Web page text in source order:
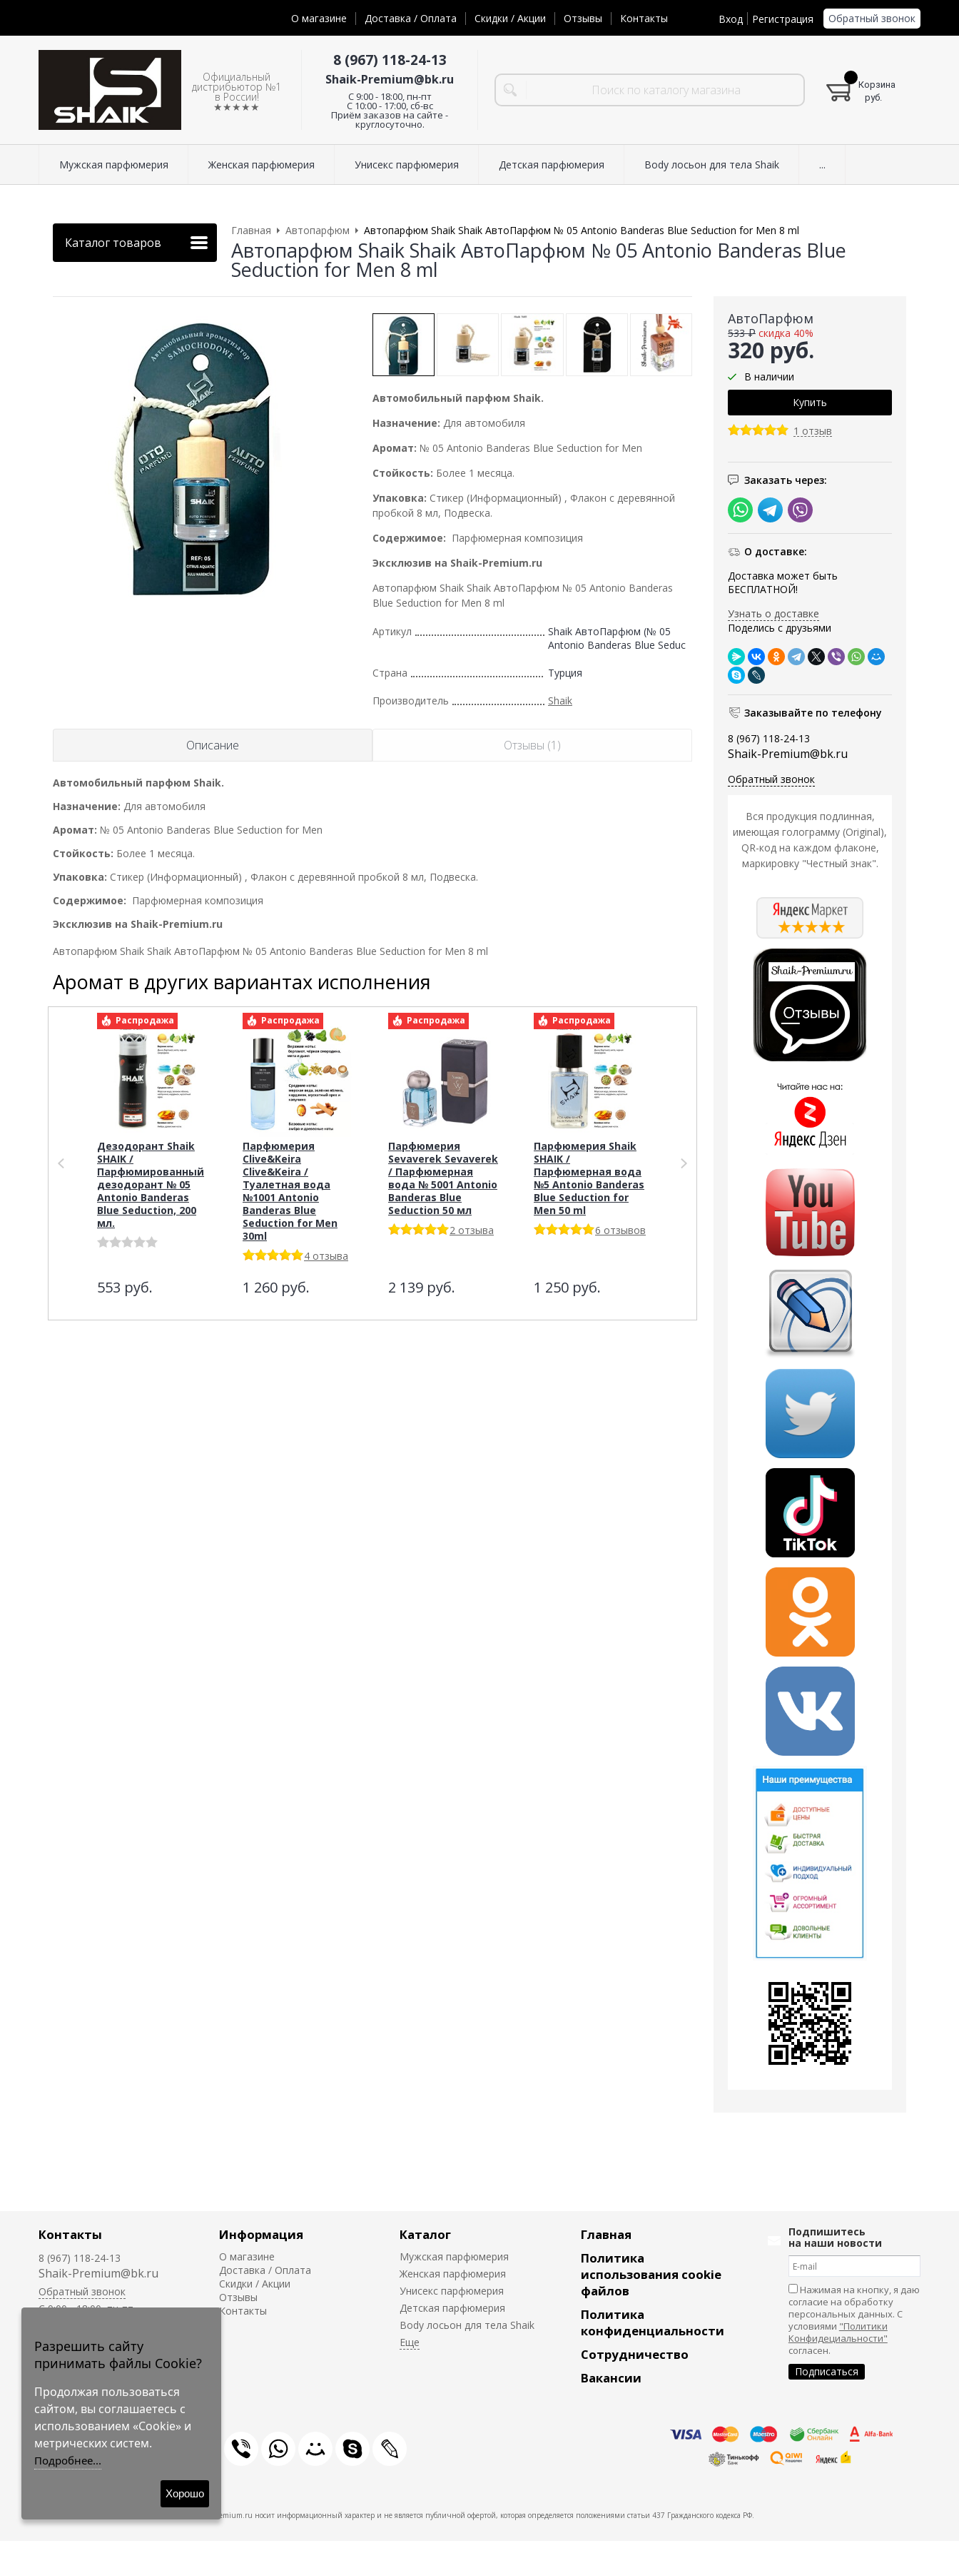
О магазине Доставка / Оплата Скидки / Акции Отзывы Контакты Вход Регистрация Обратный звонок
Официальный
дистрибьютор №1
в России!
★★★★★
8 (967) 118-24-13
Shaik-Premium@bk.ru
C 9:00 - 18:00, пн-пт
С 10:00 - 17:00, сб-вс
Приём заказов на сайте -
круглосуточно.
Корзина
руб.
Мужская парфюмерия Женская парфюмерия Унисекс парфюмерия Детская парфюмерия Body лосьон для тела Shaik ...
Каталог товаров
Главная Автопарфюм Автопарфюм Shaik Shaik АвтоПарфюм № 05 Antonio Banderas Blue Seduction for Men 8 ml
Автопарфюм Shaik Shaik АвтоПарфюм № 05 Antonio Banderas Blue
Seduction for Men 8 ml
АвтоПарфюм
320 руб.
533 ₽ скидка 40%
В наличии
1 отзыв
Заказать через:
О доставке:
Доставка может быть
БЕСПЛАТНОЙ!
Узнать о доставке
Поделись с друзьями
Заказывайте по телефону
8 (967) 118-24-13
Shaik-Premium@bk.ru
Обратный звонок
Вся продукция подлинная,
имеющая голограмму (Original),
QR-код на каждом флаконе,
маркировку "Честный знак".
Автомобильный парфюм Shaik.
Назначение: Для автомобиля
Аромат: № 05 Antonio Banderas Blue Seduction for Men
Стойкость: Более 1 месяца.
Упаковка: Стикер (Информационный) , Флакон с деревянной
пробкой 8 мл, Подвеска.
Содержимое: Парфюмерная композиция
Эксклюзив на Shaik-Premium.ru
Автопарфюм Shaik Shaik АвтоПарфюм № 05 Antonio Banderas
Blue Seduction for Men 8 ml
Артикул
Shaik АвтоПарфюм (№ 05
Antonio Banderas Blue Seduc
Страна Турция
Производитель Shaik
Описание Отзывы (1)
Автомобильный парфюм Shaik.
Назначение: Для автомобиля
Аромат: № 05 Antonio Banderas Blue Seduction for Men
Стойкость: Более 1 месяца.
Упаковка: Стикер (Информационный) , Флакон с деревянной пробкой 8 мл, Подвеска.
Содержимое: Парфюмерная композиция
Эксклюзив на Shaik-Premium.ru
Автопарфюм Shaik Shaik АвтоПарфюм № 05 Antonio Banderas Blue Seduction for Men 8 ml
Аромат в других вариантах исполнения
Распродажа
Дезодорант Shaik
SHAIK /
Парфюмированный
дезодорант № 05
Antonio Banderas
Blue Seduction, 200
мл.
553 руб.
Распродажа
Парфюмерия
Clive&Keira
Clive&Keira /
Туалетная вода
№1001 Antonio
Banderas Blue
Seduction for Men
30ml
4 отзыва
1 260 руб.
Распродажа
Парфюмерия
Sevaverek Sevaverek
/ Парфюмерная
вода № 5001 Antonio
Banderas Blue
Seduction 50 мл
2 отзыва
2 139 руб.
Распродажа
Парфюмерия Shaik
SHAIK /
Парфюмерная вода
№5 Antonio Banderas
Blue Seduction for
Men 50 ml
6 отзывов
1 250 руб.
Парфюмерия Silvana
Silvana M801 Antonio
Banderas Blue
Распродажа
Парфюмерия Shaik
Парфюмерная вода
№05 ANTONIO
BANDERAS BLUE
SEDUCTION FOR MEN
20 мл
594
Контакты
8 (967) 118-24-13
Shaik-Premium@bk.ru
Обратный звонок
C 9:00 - 18:00, пн-пт
круглосуточно.
Информация
О магазине
Доставка / Оплата
Скидки / Акции
Отзывы
Контакты
Каталог
Мужская парфюмерия
Женская парфюмерия
Унисекс парфюмерия
Детская парфюмерия
Body лосьон для тела Shaik
Главная
Политика
использования cookie
файлов
Политика
конфиденциальности
Сотрудничество
Вакансии
Подпишитесь
на наши новости
Нажимая на кнопку, я даю
согласие на обработку
персональных данных. С
условиями "Политики
Конфидециальности"
согласен.
© 2009-2026 Shaik-Premium
Shaik-Premium.ru носит информационный характер и не является публичной офертой, которая определяется положениями статьи 437 Гражданского кодекса РФ.
Разрешить сайту
принимать файлы Cookie?
Продолжая пользоваться
сайтом, вы соглашаетесь с
использованием «Cookie» и
метрических систем.
Подробнее...
Хорошо